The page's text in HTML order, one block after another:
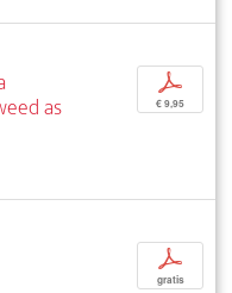
as
p
€ 9,95
p
gratis